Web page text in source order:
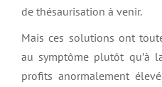
de thésaurisation à venir.
Mais ces solutions ont
au symptôme plutôt qu’à
profits anormalement